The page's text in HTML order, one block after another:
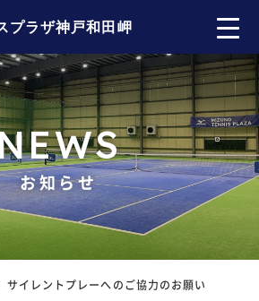
プラザ神戸和田岬
お知らせ
サイレントプレーへのご協力のお願い